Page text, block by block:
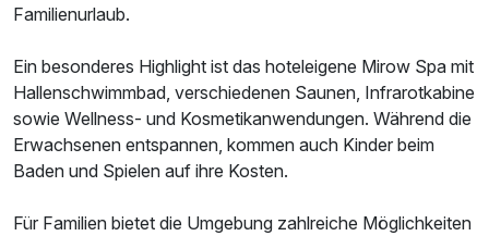
Maisonettezimmer
2 Erwachsene und 1 Kind
Familienurlaub.
Ein besonderes Highlight ist das hoteleigene Mirow Spa mit
Hallenschwimmbad, verschiedenen Saunen, Infrarotkabine
sowie Wellness- und Kosmetikanwendungen. Während die
Erwachsenen entspannen, kommen auch Kinder beim
Baden und Spielen auf ihre Kosten.
Für Familien bietet die Umgebung zahlreiche Möglichkeiten